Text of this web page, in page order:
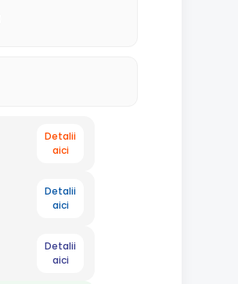
Detalii
aici
Detalii
aici
Detalii
aici